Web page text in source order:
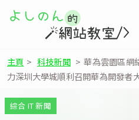
主頁 > 科技新聞 > 華為雲園區網
力深圳大學城順利召開華為開發者
綜合 IT 新聞